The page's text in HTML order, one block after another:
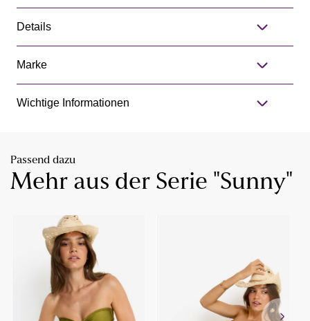
Details
Marke
Wichtige Informationen
Passend dazu
Mehr aus der Serie "Sunny"